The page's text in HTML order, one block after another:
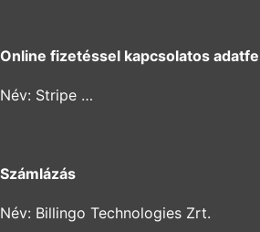
Online fizetéssel kapcsolatos
Név: Stripe …
Számlázás
Név: Billingo Technologies Zrt.